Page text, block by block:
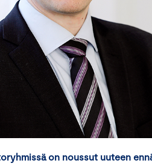
on noussut uuteen